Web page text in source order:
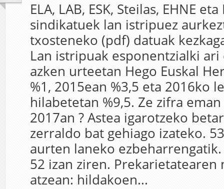
ELA, LAB, ESK, Steilas, EHNE
sindikatuek lan istripuez
txosteneko (pdf) datuak
Lan istripuak esponentzialki
azken urteetan Hego Euskal
%1, 2015ean %3,5 eta 2016ko
hilabetetan %9,5. Ze zifra
2017an ? Astea igarotzeko
zerraldo bat gehiago izateko.
aurten laneko
52 izan ziren. Prekarietatearen
atzean: hildakoen...